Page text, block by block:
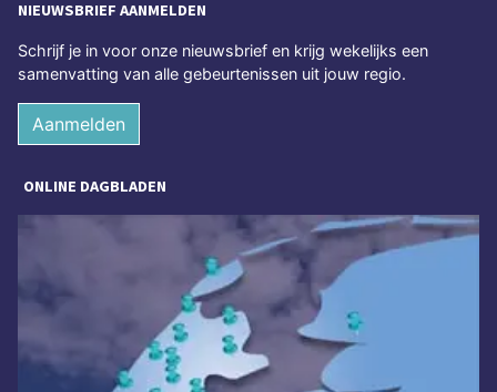
NIEUWSBRIEF AANMELDEN
Schrijf je in voor onze nieuwsbrief en krijg wekelijks een
samenvatting van alle gebeurtenissen uit jouw regio.
Aanmelden
ONLINE DAGBLADEN